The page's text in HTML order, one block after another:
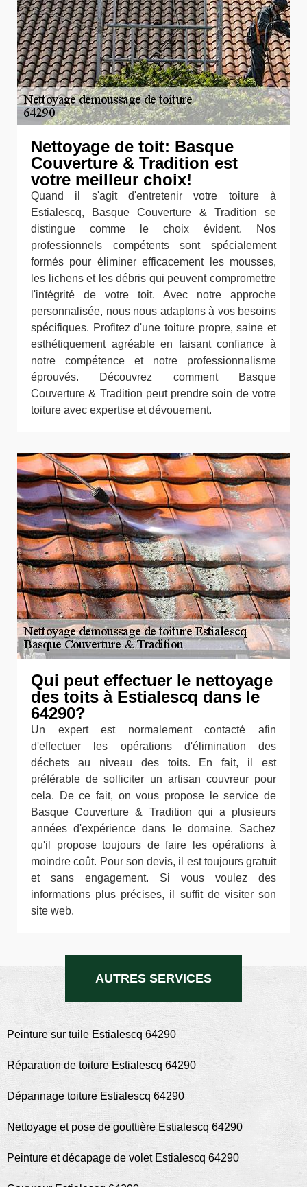
Nettoyage de toit: Basque
Couverture & Tradition est
votre meilleur choix!
Quand il s'agit d'entretenir votre toiture à
Estialescq, Basque Couverture & Tradition se
distingue comme le choix évident. Nos
professionnels compétents sont spécialement
formés pour éliminer efficacement les mousses,
les lichens et les débris qui peuvent compromettre
l'intégrité de votre toit. Avec notre approche
personnalisée, nous nous adaptons à vos besoins
spécifiques. Profitez d'une toiture propre, saine et
esthétiquement agréable en faisant confiance à
notre compétence et notre professionnalisme
éprouvés. Découvrez comment Basque
Couverture & Tradition peut prendre soin de votre
toiture avec expertise et dévouement.
Qui peut effectuer le nettoyage
des toits à Estialescq dans le
64290?
Un expert est normalement contacté afin
d'effectuer les opérations d'élimination des
déchets au niveau des toits. En fait, il est
préférable de solliciter un artisan couvreur pour
cela. De ce fait, on vous propose le service de
Basque Couverture & Tradition qui a plusieurs
années d'expérience dans le domaine. Sachez
qu'il propose toujours de faire les opérations à
moindre coût. Pour son devis, il est toujours gratuit
et sans engagement. Si vous voulez des
informations plus précises, il suffit de visiter son
site web.
AUTRES SERVICES
Peinture sur tuile Estialescq 64290
Réparation de toiture Estialescq 64290
Dépannage toiture Estialescq 64290
Nettoyage et pose de gouttière Estialescq 64290
Peinture et décapage de volet Estialescq 64290